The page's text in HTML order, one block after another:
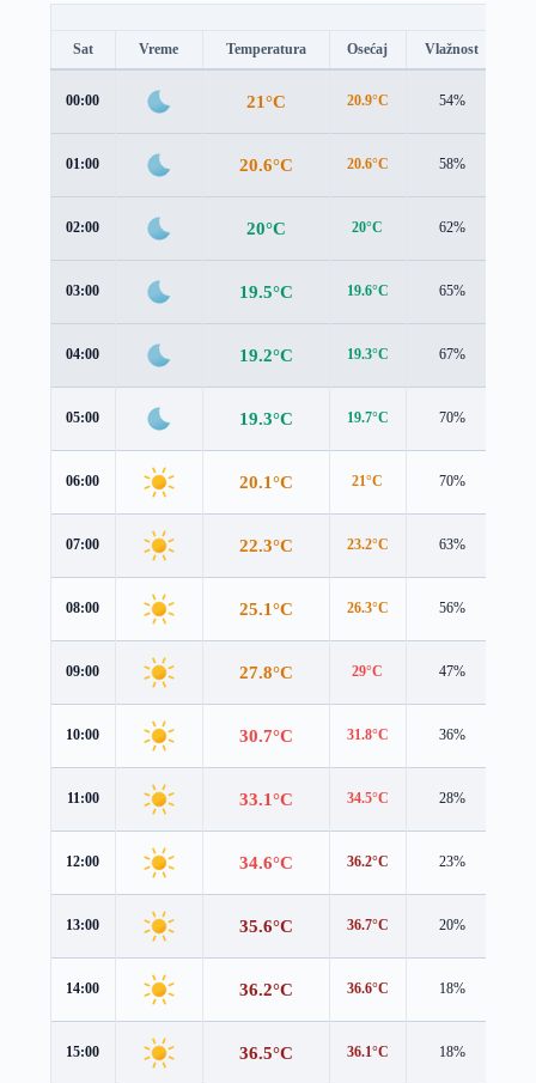
Sat Vreme Temperatura Osećaj Vlažnost
00:00 21°C 20.9°C 54%
01:00 20.6°C 20.6°C 58%
02:00 20°C 20°C 62%
03:00 19.5°C 19.6°C 65%
04:00 19.2°C 19.3°C 67%
05:00 19.3°C 19.7°C 70%
06:00 20.1°C 21°C 70%
07:00 22.3°C 23.2°C 63%
08:00 25.1°C 26.3°C 56%
09:00 27.8°C 29°C 47%
10:00 30.7°C 31.8°C 36%
11:00 33.1°C 34.5°C 28%
12:00 34.6°C 36.2°C 23%
13:00 35.6°C 36.7°C 20%
14:00 36.2°C 36.6°C 18%
15:00 36.5°C 36.1°C 18%